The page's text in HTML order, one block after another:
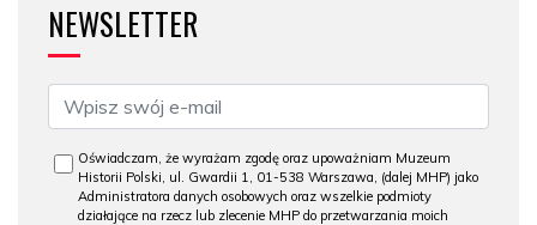
NEWSLETTER
Oświadczam, że wyrażam zgodę oraz upoważniam Muzeum
Historii Polski, ul. Gwardii 1, 01-538 Warszawa, (dalej MHP) jako
Administratora danych osobowych oraz wszelkie podmioty
działające na rzecz lub zlecenie MHP do przetwarzania moich